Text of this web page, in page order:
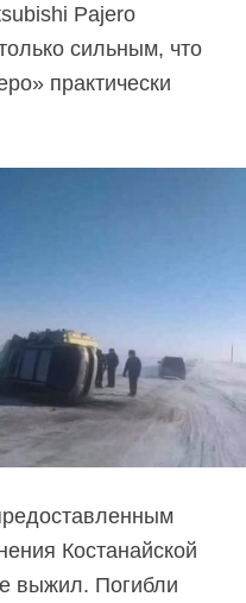
Pajero
сильным, что
практически
Костанайской
выжил. Погибли